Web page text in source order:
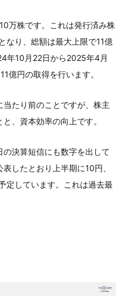
万株です。これは発行済み株
なり、総額は最大上限で11億
年10月22日から2025年4月
億円の取得を行います。
たり前のことですが、株主
、資本効率の向上です。
決算短信にも数字を出して
したとおり上半期に10円、
定しています。これは過去最